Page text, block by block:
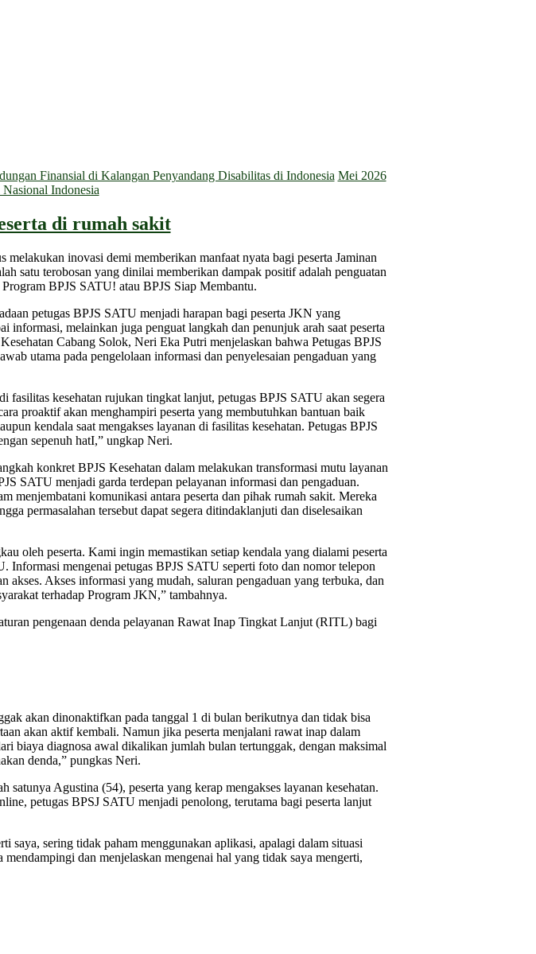
Finansial di Kalangan Penyandang Disabilitas di Indonesia Mei 2026
Indonesia
di rumah sakit
inovasi demi memberikan manfaat nyata bagi peserta Jaminan
satu terobosan yang dinilai memberikan dampak positif adalah penguatan
BPJS SATU! atau BPJS Siap Membantu.
petugas BPJS SATU menjadi harapan bagi peserta JKN yang
informasi, melainkan juga penguat langkah dan penunjuk arah saat peserta
Cabang Solok, Neri Eka Putri menjelaskan bahwa Petugas BPJS
utama pada pengelolaan informasi dan penyelesaian pengaduan yang
fasilitas kesehatan rujukan tingkat lanjut, petugas BPJS SATU akan segera
proaktif akan menghampiri peserta yang membutuhkan bantuan baik
kendala saat mengakses layanan di fasilitas kesehatan. Petugas BPJS
sepenuh hatI,” ungkap Neri.
konkret BPJS Kesehatan dalam melakukan transformasi mutu layanan
SATU menjadi garda terdepan pelayanan informasi dan pengaduan.
menjembatani komunikasi antara peserta dan pihak rumah sakit. Mereka
permasalahan tersebut dapat segera ditindaklanjuti dan diselesaikan
oleh peserta. Kami ingin memastikan setiap kendala yang dialami peserta
Informasi mengenai petugas BPJS SATU seperti foto dan nomor telepon
akses. Akses informasi yang mudah, saluran pengaduan yang terbuka, dan
terhadap Program JKN,” tambahnya.
pengenaan denda pelayanan Rawat Inap Tingkat Lanjut (RITL) bagi
akan dinonaktifkan pada tanggal 1 di bulan berikutnya dan tidak bisa
akan aktif kembali. Namun jika peserta menjalani rawat inap dalam
biaya diagnosa awal dikalikan jumlah bulan tertunggak, dengan maksimal
denda,” pungkas Neri.
Agustina (54), peserta yang kerap mengakses layanan kesehatan.
petugas BPSJ SATU menjadi penolong, terutama bagi peserta lanjut
saya, sering tidak paham menggunakan aplikasi, apalagi dalam situasi
dan menjelaskan mengenai hal yang tidak saya mengerti,